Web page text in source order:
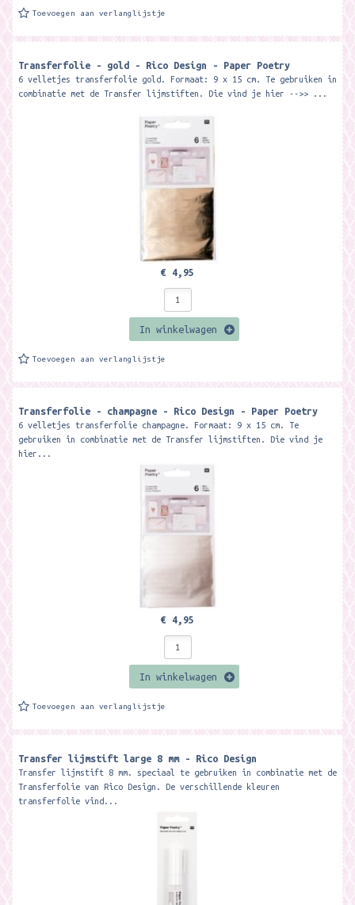
Toevoegen aan verlanglijstje
Transferfolie - gold - Rico Design - Paper Poetry
6 velletjes transferfolie gold. Formaat: 9 x 15 cm. Te gebruiken in
combinatie met de Transfer lijmstiften. Die vind je hier -->> ...
€ 4,95
In winkelwagen
Toevoegen aan verlanglijstje
Transferfolie - champagne - Rico Design - Paper Poetry
6 velletjes transferfolie champagne. Formaat: 9 x 15 cm. Te
gebruiken in combinatie met de Transfer lijmstiften. Die vind je
hier...
€ 4,95
In winkelwagen
Toevoegen aan verlanglijstje
Transfer lijmstift large 8 mm - Rico Design
Transfer lijmstift 8 mm. speciaal te gebruiken in combinatie met de
Transferfolie van Rico Design. De verschillende kleuren
transferfolie vind...